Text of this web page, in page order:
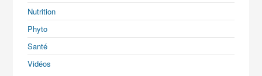
Nutrition
Phyto
Santé
Vidéos